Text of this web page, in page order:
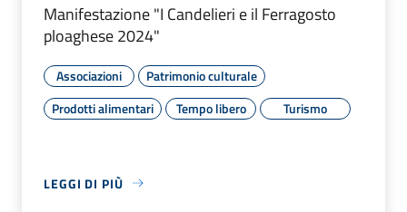
Manifestazione "I Candelieri e il Ferragosto
ploaghese 2024"
Associazioni
Patrimonio culturale
Prodotti alimentari
Tempo libero Turismo
LEGGI DI PIÙ